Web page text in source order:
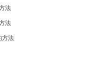
法
法
方法